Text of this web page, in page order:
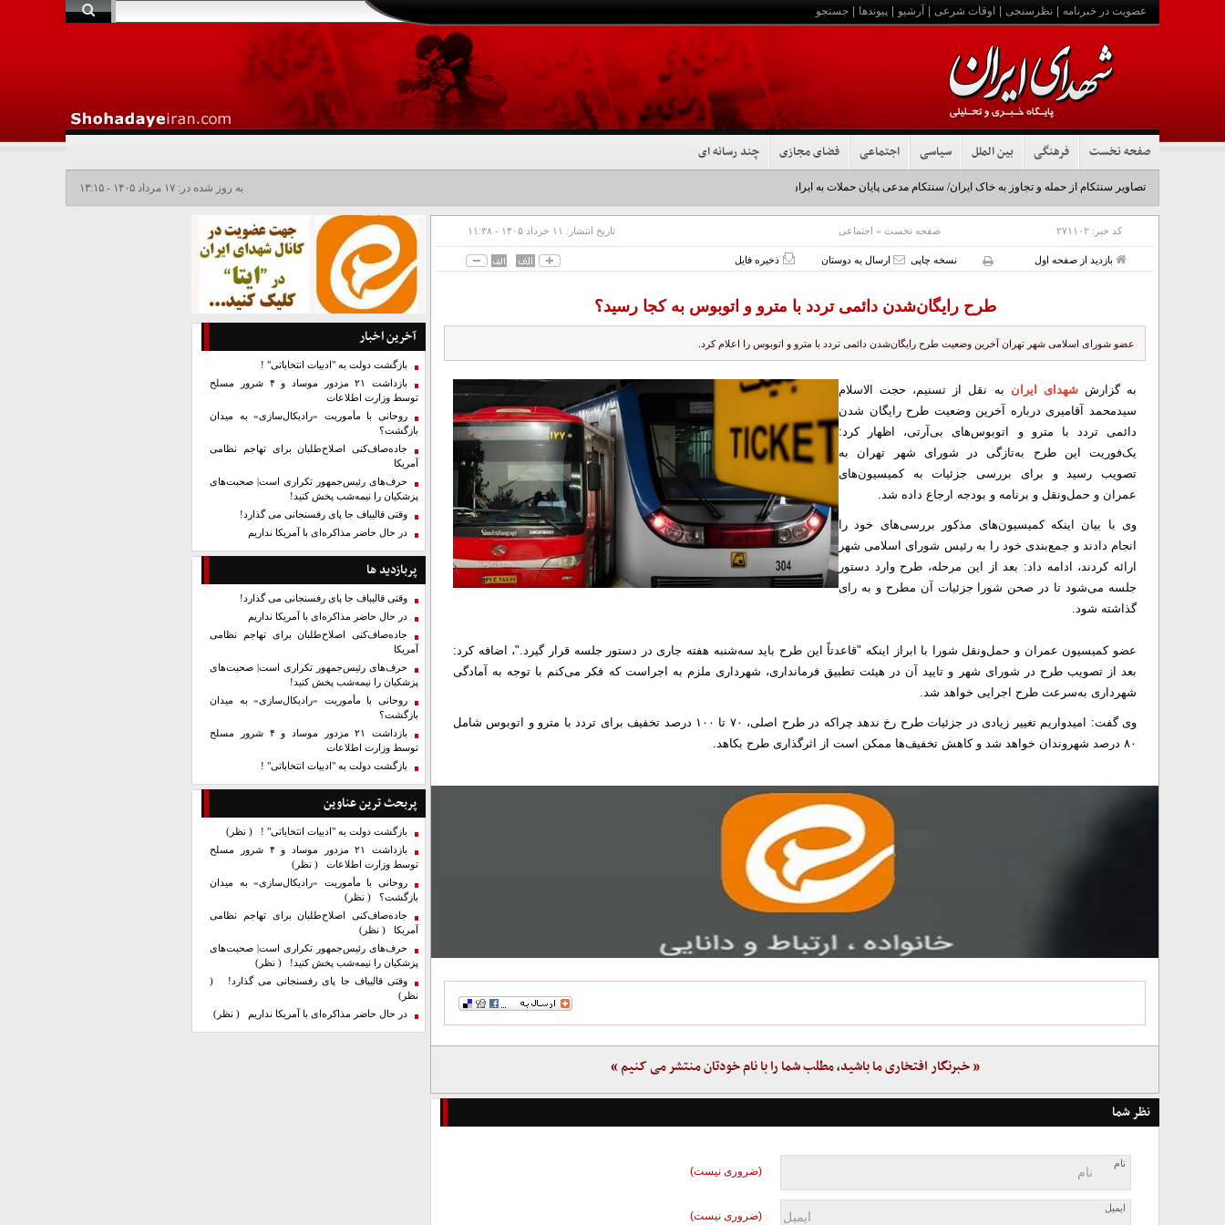
عضویت در خبرنامه نظرسنجی اوقات شرعی آرشیو پیوندها جستجو
صفحه نخست فرهنگی بین الملل سیاسی اجتماعی فضای مجازی چند رسانه ای
تصاویر سنتکام از حمله و تجاوز به خاک ایران/ سنتکام مدعی پایان حملات به ایران شد+فیلم به روز شده در: ۱۷ مرداد ۱۴۰۵ - ۱۳:۱۵
کد خبر: ۲۷۱۱۰۲ صفحه نخست » اجتماعی تاریخ انتشار: ۱۱ خرداد ۱۴۰۵ - ۱۱:۳۸
بازدید از صفحه اول نسخه چاپی ارسال به دوستان ذخیره فایل
طرح رایگان‌شدن دائمی تردد با مترو و اتوبوس به کجا رسید؟
عضو شورای اسلامی شهر تهران آخرین وضعیت طرح رایگان‌شدن دائمی تردد با مترو و اتوبوس را اعلام کرد.
به گزارش شهدای ایران به نقل از تسنیم، حجت الاسلام
سیدمحمد آقامیری درباره آخرین وضعیت طرح رایگان شدن
دائمی تردد با مترو و اتوبوس‌های بی‌آرتی، اظهار کرد:
یک‌فوریت این طرح به‌تازگی در شورای شهر تهران به
تصویب رسید و برای بررسی جزئیات به کمیسیون‌های
عمران و حمل‌ونقل و برنامه و بودجه ارجاع داده شد.
وی با بیان اینکه کمیسیون‌های مذکور بررسی‌های خود را
انجام دادند و جمع‌بندی خود را به رئیس شورای اسلامی شهر
ارائه کردند، ادامه داد: بعد از این مرحله، طرح وارد دستور
جلسه می‌شود تا در صحن شورا جزئیات آن مطرح و به رای
گذاشته شود.
عضو کمیسیون عمران و حمل‌ونقل شورا با ابراز اینکه "قاعدتاً این طرح باید سه‌شنبه هفته جاری در دستور جلسه قرار گیرد."، اضافه کرد:
بعد از تصویب طرح در شورای شهر و تایید آن در هیئت تطبیق فرمانداری، شهرداری ملزم به اجراست که فکر می‌کنم با توجه به آمادگی
شهرداری به‌سرعت طرح اجرایی خواهد شد.
وی گفت: امیدواریم تغییر زیادی در جزئیات طرح رخ ندهد چراکه در طرح اصلی، ۷۰ تا ۱۰۰ درصد تخفیف برای تردد با مترو و اتوبوس شامل
۸۰ درصد شهروندان خواهد شد و کاهش تخفیف‌ها ممکن است از اثرگذاری طرح بکاهد.
« خبرنگار افتخاری ما باشید، مطلب شما را با نام خودتان منتشر می کنیم »
نظر شما
نام
(ضروری نیست)
ایمیل
(ضروری نیست)
آخرین اخبار
بازگشت دولت به "ادبیات انتخاباتی" !
بازداشت ۲۱ مزدور موساد و ۴ شرور مسلح
توسط وزارت اطلاعات
روحانی با مأموریت «رادیکال‌سازی» به میدان
بازگشت؟
جاده‌صاف‌کنی اصلاح‌طلبان برای تهاجم نظامی
آمریکا
حرف‌های رئیس‌جمهور تکراری است| صحبت‌های
پزشکیان را نیمه‌شب پخش کنید!
وقتی قالیباف جا پای رفسنجانی می گذارد!
در حال حاضر مذاکره‌ای با آمریکا نداریم
پربازدید ها
وقتی قالیباف جا پای رفسنجانی می گذارد!
در حال حاضر مذاکره‌ای با آمریکا نداریم
جاده‌صاف‌کنی اصلاح‌طلبان برای تهاجم نظامی
آمریکا
حرف‌های رئیس‌جمهور تکراری است| صحبت‌های
پزشکیان را نیمه‌شب پخش کنید!
روحانی با مأموریت «رادیکال‌سازی» به میدان
بازگشت؟
بازداشت ۲۱ مزدور موساد و ۴ شرور مسلح
توسط وزارت اطلاعات
بازگشت دولت به "ادبیات انتخاباتی" !
پربحث ترین عناوین
بازگشت دولت به "ادبیات انتخاباتی" ! ( نظر)
بازداشت ۲۱ مزدور موساد و ۴ شرور مسلح
توسط وزارت اطلاعات ( نظر)
روحانی با مأموریت «رادیکال‌سازی» به میدان
بازگشت؟ ( نظر)
جاده‌صاف‌کنی اصلاح‌طلبان برای تهاجم نظامی
آمریکا ( نظر)
حرف‌های رئیس‌جمهور تکراری است| صحبت‌های
پزشکیان را نیمه‌شب پخش کنید! ( نظر)
وقتی قالیباف جا پای رفسنجانی می گذارد! (
نظر)
در حال حاضر مذاکره‌ای با آمریکا نداریم ( نظر)